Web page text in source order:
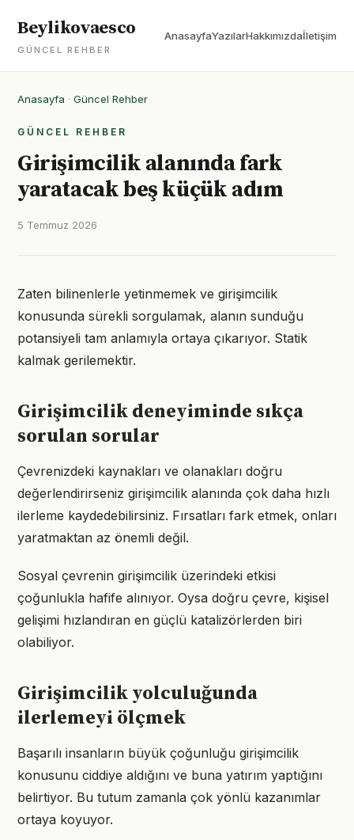
Beylikovaesco
GÜNCEL REHBER
AnasayfaYazılarHakkımızdaİletişim
Anasayfa · Güncel Rehber
GÜNCEL REHBER
Girişimcilik alanında fark
yaratacak beş küçük adım
5 Temmuz 2026
Zaten bilinenlerle yetinmemek ve girişimcilik
konusunda sürekli sorgulamak, alanın sunduğu
potansiyeli tam anlamıyla ortaya çıkarıyor. Statik
kalmak gerilemektir.
Girişimcilik deneyiminde sıkça
sorulan sorular
Çevrenizdeki kaynakları ve olanakları doğru
değerlendirirseniz girişimcilik alanında çok daha hızlı
ilerleme kaydedebilirsiniz. Fırsatları fark etmek, onları
yaratmaktan az önemli değil.
Sosyal çevrenin girişimcilik üzerindeki etkisi
çoğunlukla hafife alınıyor. Oysa doğru çevre, kişisel
gelişimi hızlandıran en güçlü katalizörlerden biri
olabiliyor.
Girişimcilik yolculuğunda
ilerlemeyi ölçmek
Başarılı insanların büyük çoğunluğu girişimcilik
konusunu ciddiye aldığını ve buna yatırım yaptığını
belirtiyor. Bu tutum zamanla çok yönlü kazanımlar
ortaya koyuyor.